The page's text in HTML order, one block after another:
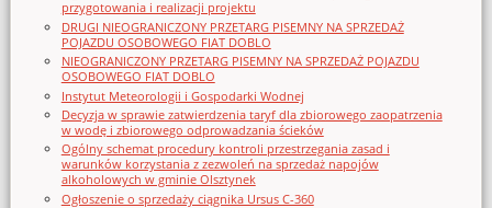
przygotowania i realizacji projektu
DRUGI NIEOGRANICZONY PRZETARG PISEMNY NA SPRZEDAŻ
POJAZDU OSOBOWEGO FIAT DOBLO
NIEOGRANICZONY PRZETARG PISEMNY NA SPRZEDAŻ POJAZDU
OSOBOWEGO FIAT DOBLO
Instytut Meteorologii i Gospodarki Wodnej
Decyzja w sprawie zatwierdzenia taryf dla zbiorowego zaopatrzenia
w wodę i zbiorowego odprowadzania ścieków
Ogólny schemat procedury kontroli przestrzegania zasad i
warunków korzystania z zezwoleń na sprzedaż napojów
alkoholowych w gminie Olsztynek
Ogłoszenie o sprzedaży ciągnika Ursus C-360